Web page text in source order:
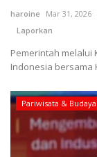
haroine Mar 31, 2026
Laporkan
Pemerintah melalui
Indonesia bersama
Pariwisata & Budaya